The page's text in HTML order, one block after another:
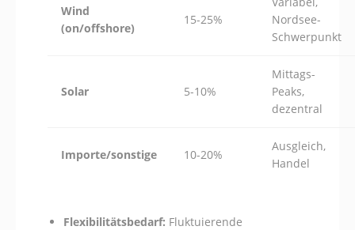
Wind
(on/offshore)
15-25%
Nordsee-
Schwerpunkt
Solar 5-10%
Mittags-
Peaks,
dezentral
Importe/sonstige 10-20%
Ausgleich,
Handel
Flexibilitätsbedarf: Fluktuierende